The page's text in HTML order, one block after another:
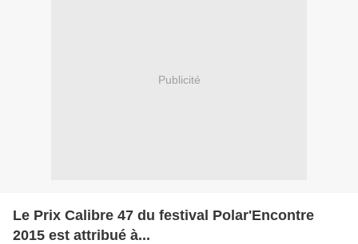
Publicité
Le Prix Calibre 47 du festival Polar'Encontre
2015 est attribué à...